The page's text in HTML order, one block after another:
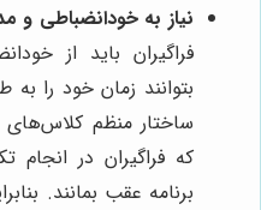
نیاز به خودانضباطی و
فراگیران باید از
بتوانند زمان خود را
ساختار منظم
که فراگیران در انجام
برنامه عقب بمانند.